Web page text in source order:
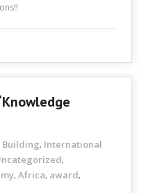
Building, International
,
, Africa, award,